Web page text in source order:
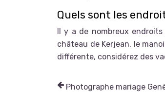
Quels sont les
Il y a de nombreux
château de Kerjean, le
différente, considérez des
Photographe mariage